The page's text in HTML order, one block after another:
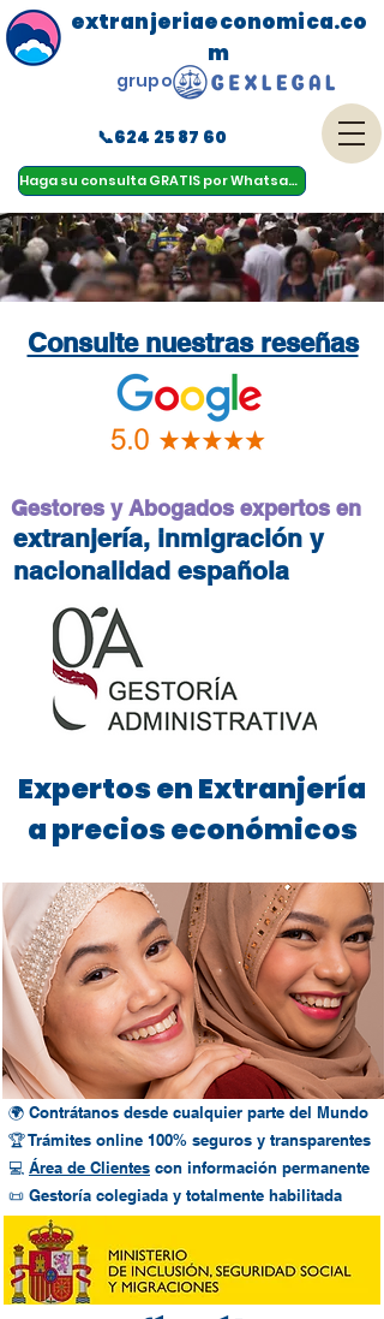
Haga su consulta GRATIS por Whatsapp
menu
extranjeriaeconomica.co
m
📞624 25 87 60
grupo
Consulte nuestras reseñas
Gestores y Abogados expertos en
extranjería, inmigración y
nacionalidad española
Expertos en Extranjería
a precios económicos
🌍 Contrátanos desde cualquier parte del Mundo
🏆 Trámites online 100% seguros y transparentes
💻 Área de Clientes con información permanente
📜 Gestoría colegiada y totalmente habilitada